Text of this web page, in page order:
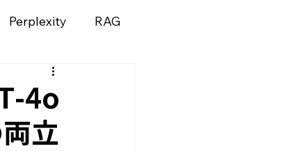
Perplexity RAG
テクノロジー
4o
立